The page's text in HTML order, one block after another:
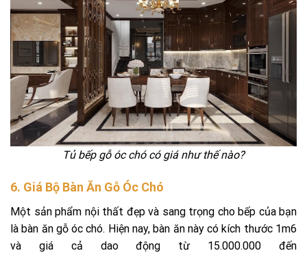
Tủ bếp gỗ óc chó có giá như thế nào?
6. Giá Bộ Bàn Ăn Gỗ Óc Chó
Một sản phẩm nội thất đẹp và sang trọng cho bếp của bạn
là bàn ăn gỗ óc chó. Hiện nay, bàn ăn này có kích thước 1m6
và giá cả dao động từ 15.000.000 đến